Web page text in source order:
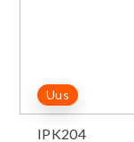
Uus
IPK204